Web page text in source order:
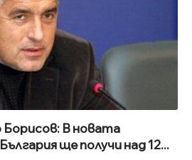
В новата
ще получи над 12...